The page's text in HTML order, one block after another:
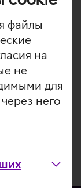
файлы
на
не
для
него